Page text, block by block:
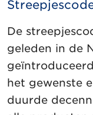
De
geleden in de
het gewenste
duurde